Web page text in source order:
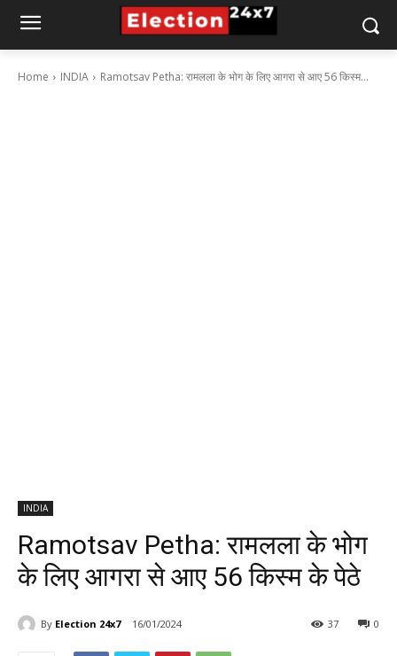
Home INDIA Ramotsav Petha: रामलला के भोग के लिए आगरा से आए 56 किस्म...
INDIA
Ramotsav Petha: रामलला के भोग
के लिए आगरा से आए 56 किस्म के पेठे
By Election 24x7 16/01/2024 0
37